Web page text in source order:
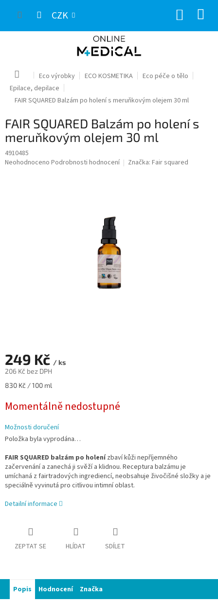
CZK
Domů Eco výrobky ECO KOSMETIKA
Eco péče o tělo
Epilace, depilace
FAIR SQUARED Balzám po holení s meruňkovým olejem 30 ml
FAIR SQUARED Balzám po holení s
meruňkovým olejem 30 ml
4910485
Průměrné
Neohodnoceno Podrobnosti hodnocení Značka: Fair squared
249 Kč / ks
206 Kč bez DPH
Měrná
830 Kč / 100 ml
Momentálně nedostupné
Možnosti doručení
Položka byla vyprodána…
FAIR SQUARED balzám po holenízbaví kůži nepříjemného
začervenání a zanechá ji svěží a klidnou. Receptura balzámu je
umíchaná z fairtradových ingrediencí, neobsahuje živočišné složky a je
speciálně vyvinutá pro citlivou intimní oblast.
Detailní informace
ZEPTAT SE HLÍDAT SDÍLET
Popis Hodnocení Značka